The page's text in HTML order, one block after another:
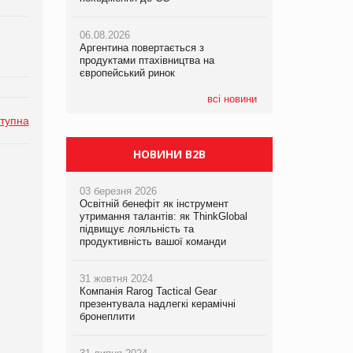
06.08.2026
Аргентина повертається з
продуктами птахівництва на
європейський ринок
всі новини
05.08.2026
Смачне поповнення дитячого меню:
у VARUS з’явилися новинки від ТМ
ТОКЕРИ
хлібобулочні вироби на
PrivateLabel&FMCG Master 2026
06.08.2026
Аргентина повертається з
продуктами птахівництва на
європейський ринок
НОВИНИ B2B
03 березня 2026
Освітній бенефіт як інструмент
утримання талантів: як ThinkGlobal
підвищує лояльність та
продуктивність вашої команди
31 жовтня 2024
Компанія Rarog Tactical Gear
презентувала надлегкі керамічні
бронеплити